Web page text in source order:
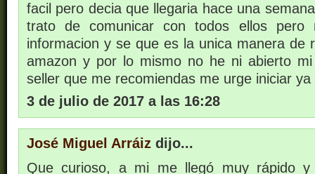
facil pero decia que llegaria hace una
trato de comunicar con todos ellos pero
informacion y se que es la unica manera de
amazon y por lo mismo no he ni abierto
seller que me recomiendas me urge iniciar ya
3 de julio de 2017 a las 16:28
José Miguel Arráiz dijo...
Que curioso, a mi me llegó muy rápido